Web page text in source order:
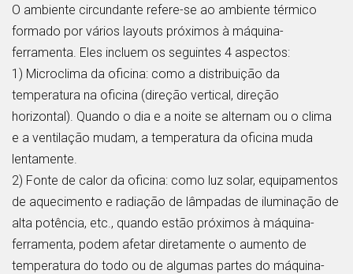
O ambiente circundante refere-se ao ambiente térmico
formado por vários layouts próximos à máquina-
ferramenta. Eles incluem os seguintes 4 aspectos:
1) Microclima da oficina: como a distribuição da
temperatura na oficina (direção vertical, direção
horizontal). Quando o dia e a noite se alternam ou o clima
e a ventilação mudam, a temperatura da oficina muda
lentamente.
2) Fonte de calor da oficina: como luz solar, equipamentos
de aquecimento e radiação de lâmpadas de iluminação de
alta potência, etc., quando estão próximos à máquina-
ferramenta, podem afetar diretamente o aumento de
temperatura do todo ou de algumas partes do máquina-